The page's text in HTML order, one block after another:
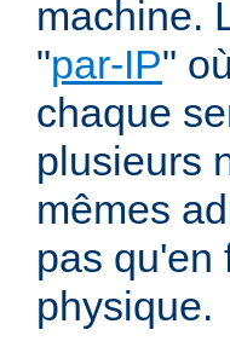
machine.
"par-IP"
chaque
plusieurs
mêmes
pas qu'en
physique.